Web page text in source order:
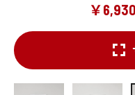
￥6,930